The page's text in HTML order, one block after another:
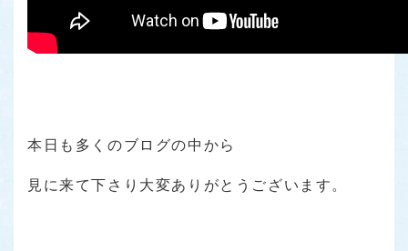
本日も多くのブログの中から
見に来て下さり大変ありがとうございます。